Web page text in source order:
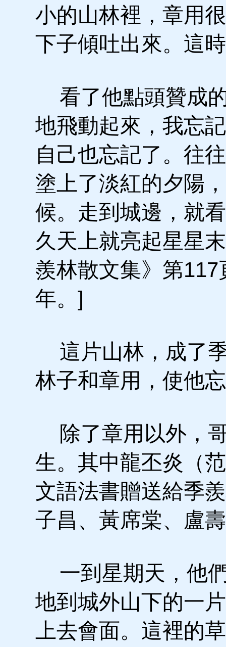
小的山林裡，章用
下子傾吐出來。這
看了他點頭贊成
地飛動起來，我忘
自己也忘記了。往
塗上了淡紅的夕陽
候。走到城邊，就
久天上就亮起星星
羨林散文集》第
年。]
這片山林，成了
林子和章用，使他
除了章用以外，
生。其中龍丕炎（
文語法書贈送給季
子昌、黃席棠、盧
一到星期天，他
地到城外山下的一
上去會面。這裡的